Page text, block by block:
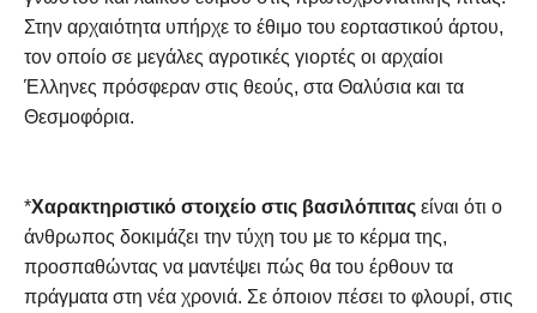
Στην αρχαιότητα υπήρχε το έθιμο του εορταστικού άρτου,
τον οποίο σε μεγάλες αγροτικές γιορτές οι αρχαίοι
Έλληνες πρόσφεραν στις θεούς, στα Θαλύσια και τα
Θεσμοφόρια.
*Χαρακτηριστικό στοιχείο στις βασιλόπιτας είναι ότι ο
άνθρωπος δοκιμάζει την τύχη του με το κέρμα της,
προσπαθώντας να μαντέψει πώς θα του έρθουν τα
πράγματα στη νέα χρονιά. Σε όποιον πέσει το φλουρί, στις